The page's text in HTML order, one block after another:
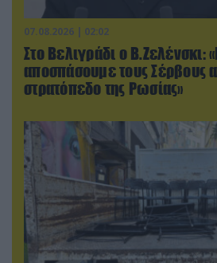
07.08.2026 | 02:02
Στο Βελιγράδι ο Β.Ζελένσκι:
αποσπάσουμε τους Σέρβους
στρατόπεδο της Ρωσίας»